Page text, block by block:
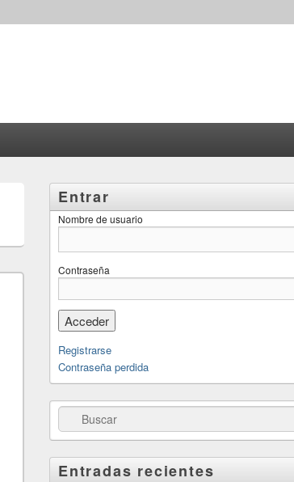
Entrar
Nombre de usuario
Contraseña
Registrarse
Contraseña perdida
Buscar
Entradas recientes